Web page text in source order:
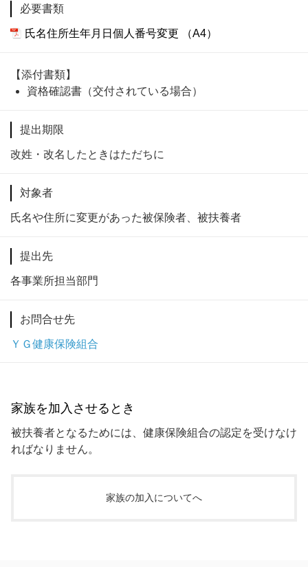
必要書類
氏名住所生年月日個人番号変更 （A4）
【添付書類】
資格確認書（交付されている場合）
提出期限
改姓・改名したときはただちに
対象者
氏名や住所に変更があった被保険者、被扶養者
提出先
各事業所担当部門
お問合せ先
ＹＧ健康保険組合
家族を加入させるとき
被扶養者となるためには、健康保険組合の認定を受けなけ
ればなりません。
家族の加入についてへ